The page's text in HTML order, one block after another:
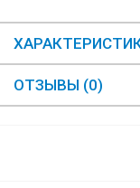
ОТЗЫВЫ (0)